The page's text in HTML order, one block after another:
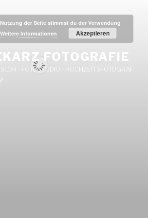
FOTOGRAFIE
• FOTOSTUDIO • HOCHZEITSFOTOGRAF
der Seite stimmst du der Verwendung
Weitere Informationen Akzeptieren